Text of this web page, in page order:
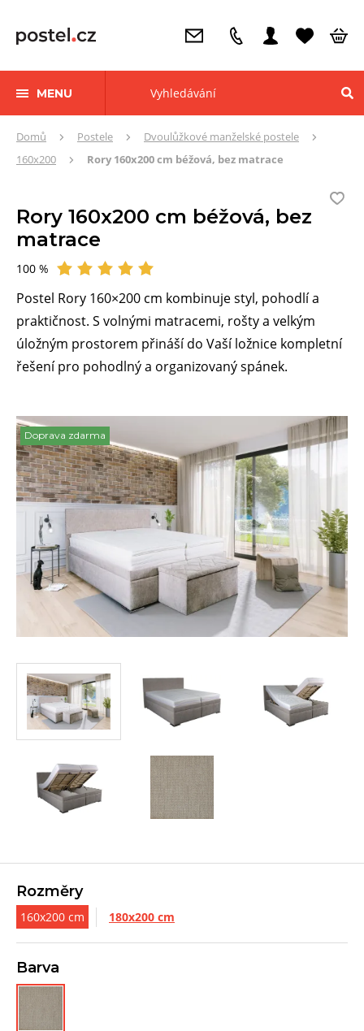
MENU
ZdeDomů Postele
Dvoulůžkové manželské postele
160x200
Rory 160x200 cm béžová, bez matrace
Rory 160x200 cm béžová, bez
matrace
Hodnocení
100 %
Postel Rory 160×200 cm kombinuje styl, pohodlí a
praktičnost. S volnými matracemi, rošty a velkým
úložným prostorem přináší do Vaší ložnice kompletní
řešení pro pohodlný a organizovaný spánek.
Doprava zdarma
Rozměry
160x200 cm 180x200 cm
Barva